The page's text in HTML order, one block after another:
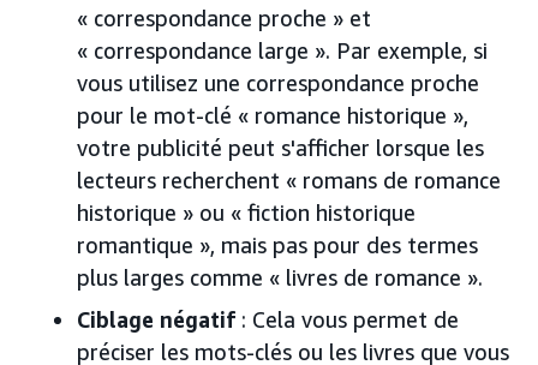
« correspondance proche » et
« correspondance large ». Par exemple, si
vous utilisez une correspondance proche
pour le mot-clé « romance historique »,
votre publicité peut s'afficher lorsque les
lecteurs recherchent « romans de romance
historique » ou « fiction historique
romantique », mais pas pour des termes
plus larges comme « livres de romance ».
Ciblage négatif : Cela vous permet de
préciser les mots-clés ou les livres que vous